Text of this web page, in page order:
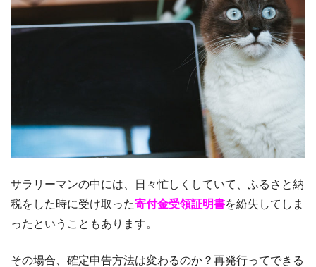
サラリーマンの中には、日々忙しくしていて、ふるさと納
税をした時に受け取った寄付金受領証明書を紛失してしま
ったということもあります。
その場合、確定申告方法は変わるのか？再発行ってできる